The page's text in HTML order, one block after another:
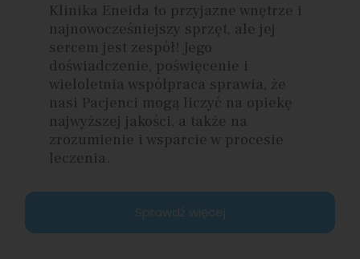
Klinika Eneida to przyjazne wnętrze i
najnowocześniejszy sprzęt, ale jej
sercem jest zespół! Jego
doświadczenie, poświęcenie i
wieloletnia współpraca sprawia, że
nasi Pacjenci mogą liczyć na opiekę
najwyższej jakości, a także na
zrozumienie i wsparcie w procesie
leczenia.
Sprawdź więcej